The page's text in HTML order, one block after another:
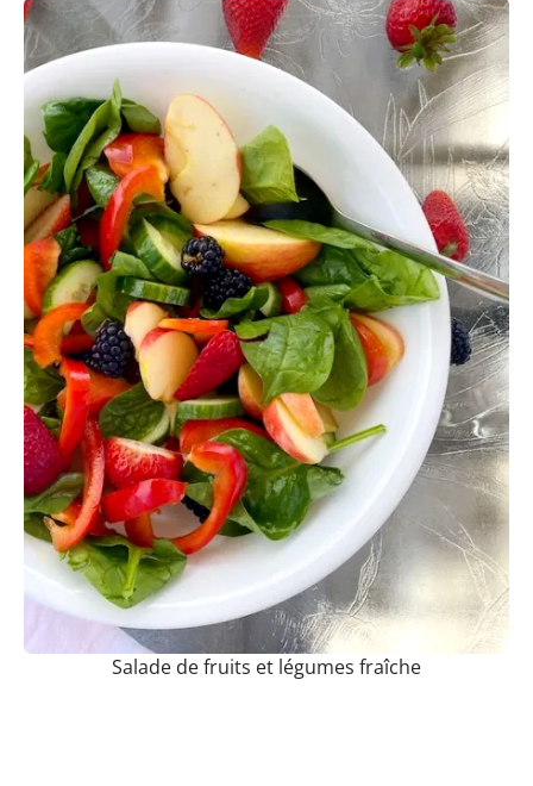
Salade de fruits et légumes fraîche